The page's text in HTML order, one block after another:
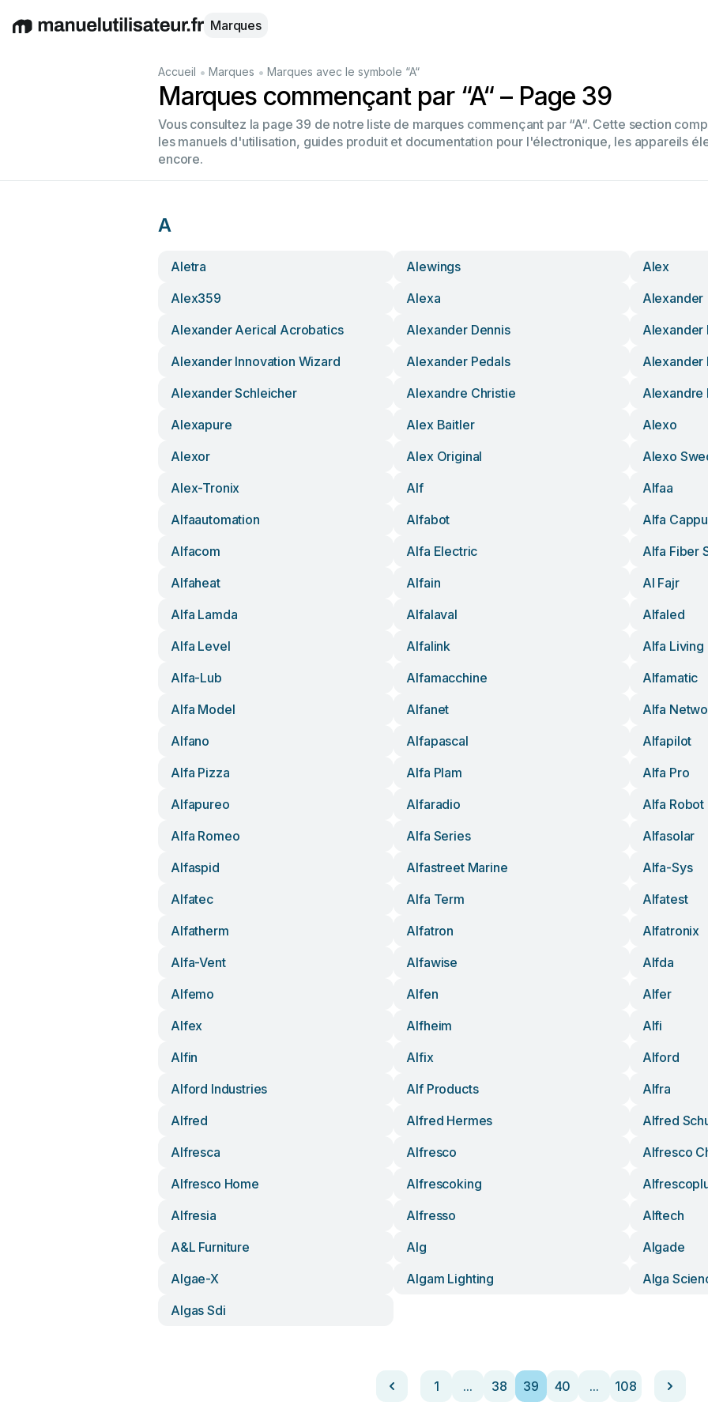
EnglishDeutschEspañolItalianoFrançais
Marques
Accueil • Marques • Marques avec le symbole “A“
Marques commençant par “A“ – Page 39
Vous consultez la page 39 de notre liste de marques commençant par “A“. Cette section
les manuels d'utilisation, guides produit et documentation pour l'électronique, les appareils
encore.
A
Aletra Alewings
Alex
Alex359
Alexa
Alexander
Alexander Aerical Acrobatics
Alexander Dennis
Alexander
Alexander Innovation Wizard
Alexander Pedals
Alexander
Alexander Schleicher
Alexandre Christie
Alexandre
Alexapure
Alex Baitler
Alexo
Alexor
Alex Original
Alexo
Alex-Tronix
Alf
Alfaa
Alfaautomation
Alfabot
Alfa
Alfacom
Alfa Electric
Alfa Fiber
Alfaheat
Alfain
Al Fajr
Alfa Lamda
Alfalaval
Alfaled
Alfa Level
Alfalink
Alfa Living
Alfa-Lub
Alfamacchine
Alfamatic
Alfa Model
Alfanet
Alfa
Alfano
Alfapascal
Alfapilot
Alfa Pizza
Alfa Plam
Alfa Pro
Alfapureo
Alfaradio
Alfa Robot
Alfa Romeo
Alfa Series
Alfasolar
Alfaspid
Alfastreet Marine
Alfa-Sys
Alfatec
Alfa Term
Alfatest
Alfatherm
Alfatron
Alfatronix
Alfa-Vent
Alfawise
Alfda
Alfemo
Alfen
Alfer
Alfex
Alfheim
Alfi
Alfin
Alfix
Alford
Alford Industries
Alf Products
Alfra
Alfred
Alfred Hermes
Alfred
Alfresca
Alfresco
Alfresco
Alfresco Home
Alfrescoking
Alfresia
Alfresso
Alftech
A&l Furniture
Alg
Algade
Algae-X
Algam Lighting
Alga
Algas Sdi
1 ... 38 39 40 ... 108